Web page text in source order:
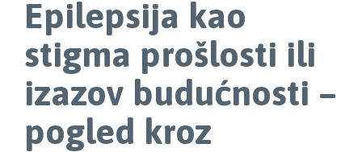
Epilepsija kao
stigma prošlosti ili
izazov budućnosti –
pogled kroz